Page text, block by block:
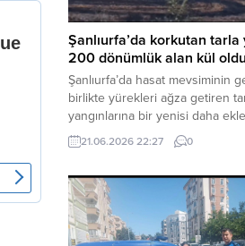
Haber Merkezi – Soruşturmanın
odağında, özellikle 6 Şubat...
Şanlıurfa’da korkutan tarla
200 dönümlük alan kül
Şanlıurfa’da hasat mevsiminin
birlikte yürekleri ağza getiren
yangınlarına bir yenisi daha
Hilvan ilçesinde çıkan yangında,
dönümü biçilmemiş buğday
teslim olarak küle döndü.
– Yangın, Şanlıurfa’nın Hilvan
bağlı Agilmuz köyünde meydana
Edinilen bilgilere göre, henüz
21.06.2026 22:27 0